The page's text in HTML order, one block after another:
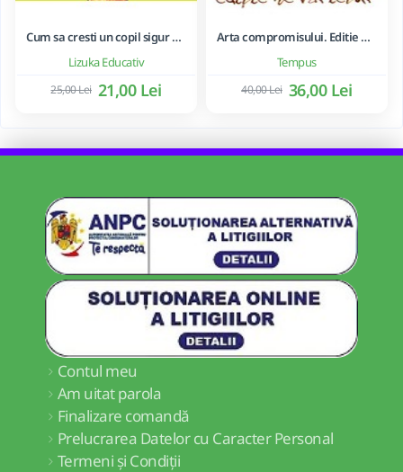
Lizuka Educativ
Cum sa cresti un copil sigur de sine ... si sa-i consolidezi autostima
21,00 Lei
25,00 Lei
Tempus
Arta compromisului. Editie ne varietur - Ileana Vulpescu
36,00 Lei
40,00 Lei
Contul meu
Am uitat parola
Finalizare comandă
Prelucrarea Datelor cu Caracter Personal
Termeni și Condiții